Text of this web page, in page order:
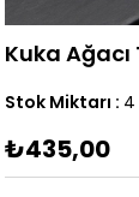
Kuka
Stok Miktarı : 4
₺435,00